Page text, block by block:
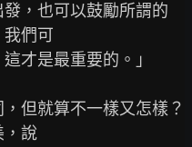
，也可以鼓勵所謂的
我們可
才是最重要的。」
但就算不一樣又怎樣？
，說